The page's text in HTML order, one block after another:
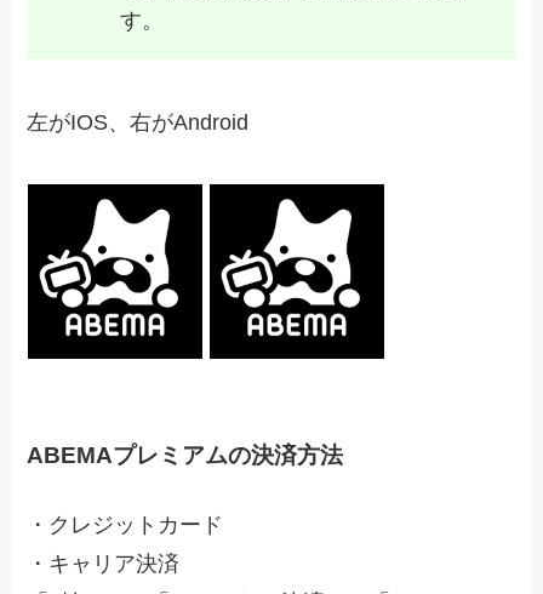
す。
左がIOS、右がAndroid
ABEMAプレミアムの決済方法
・クレジットカード
・キャリア決済